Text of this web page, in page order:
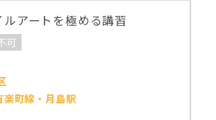
アートを極める講習
可
楽町線・月島駅